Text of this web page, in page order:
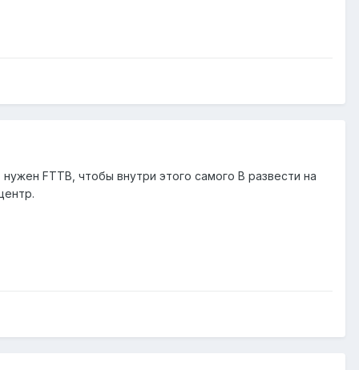
FTTB, чтобы внутри этого самого B развести на